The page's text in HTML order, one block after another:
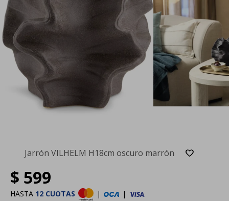
Jarrón VILHELM H18cm oscuro marrón
$ 599
HASTA 12 CUOTAS | |